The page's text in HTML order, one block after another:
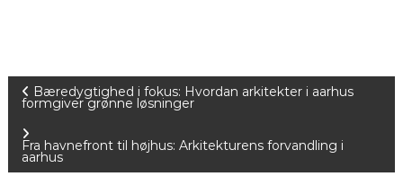
n
d
Bæredygtighed i fokus: Hvordan arkitekter i aarhus
formgiver grønne løsninger
Fra havnefront til højhus: Arkitekturens forvandling i
aarhus